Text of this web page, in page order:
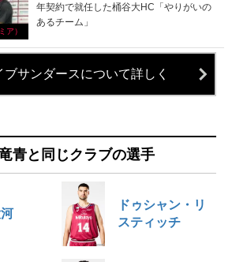
ア）
年契約で就任した桶谷大HC「やりがいの
あるチーム」
ブサンダースについて詳しく
青と同じクラブの選手
ドゥシャン・リ
スティッチ